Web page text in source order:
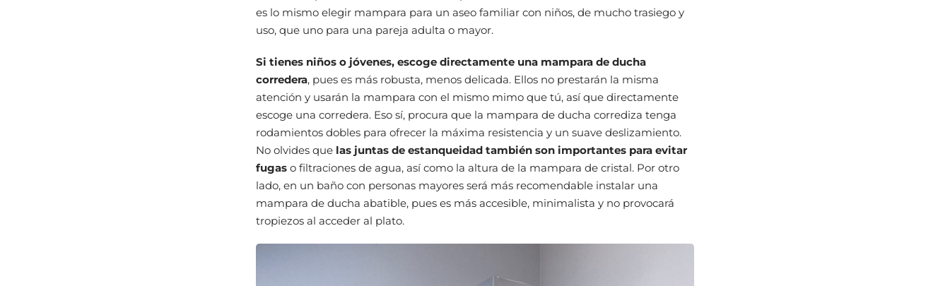
es lo mismo elegir mampara para un aseo familiar con niños, de mucho trasiego y
uso, que uno para una pareja adulta o mayor.
Si tienes niños o jóvenes, escoge directamente una mampara de ducha
corredera, pues es más robusta, menos delicada. Ellos no prestarán la misma
atención y usarán la mampara con el mismo mimo que tú, así que directamente
escoge una corredera. Eso sí, procura que la mampara de ducha corrediza tenga
rodamientos dobles para ofrecer la máxima resistencia y un suave deslizamiento.
No olvides que las juntas de estanqueidad también son importantes para evitar
fugas o filtraciones de agua, así como la altura de la mampara de cristal. Por otro
lado, en un baño con personas mayores será más recomendable instalar una
mampara de ducha abatible, pues es más accesible, minimalista y no provocará
tropiezos al acceder al plato.